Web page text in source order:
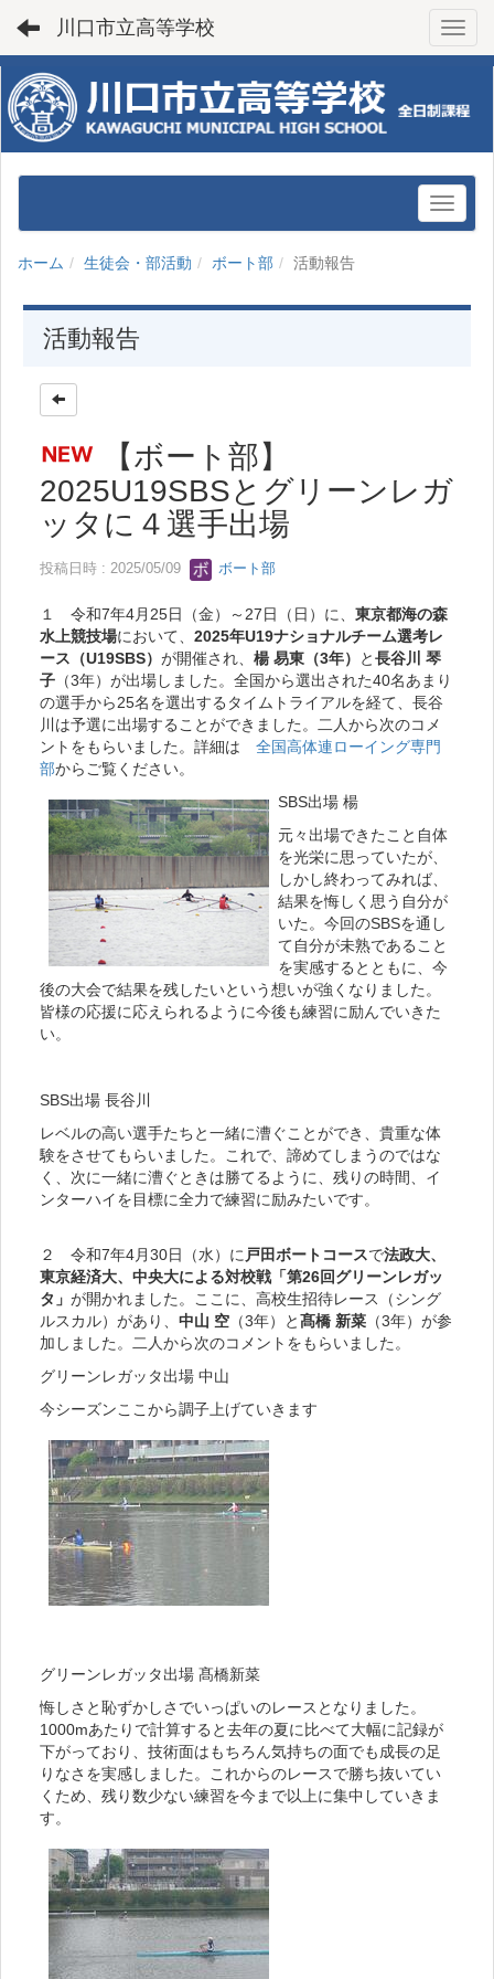
川口市立高等学校
ホーム 生徒会・部活動 ボート部 活動報告
活動報告
【ボート部】
2025U19SBSとグリーンレガ
ッタに４選手出場
投稿日時 : 2025/05/09 ボート部
１ 令和7年4月25日（金）～27日（日）に、 東京都海の森
水上競技場において、 2025年U19ナショナルチーム選考レ
ース（U19SBS） が開催され、 楊 易東（3年） と長谷川 琴
子 （3年）が出場しました。全国から選出された40名あまり
の選手から25名を選出するタイムトライアルを経て、長谷
川は予選に出場することができました。二人から次のコメ
ントをもらいました。詳細は 全国高体連ローイング専門
部からご覧ください。
SBS出場 楊
元々出場できたこと自体
を光栄に思っていたが、
しかし終わってみれば、
結果を悔しく思う自分が
いた。今回のSBSを通し
て自分が未熟であること
を実感するとともに、今
後の大会で結果を残したいという想いが強くなりました。
皆様の応援に応えられるように今後も練習に励んでいきた
い。
SBS出場 長谷川
レベルの高い選手たちと一緒に漕ぐことができ、貴重な体
験をさせてもらいました。これで、諦めてしまうのではな
く、次に一緒に漕ぐときは勝てるように、残りの時間、イ
ンターハイを目標に全力で練習に励みたいです。
２ 令和7年4月30日（水）に 戸田ボートコースで法政大、
東京経済大、中央大による対校戦「第26回グリーンレガッ
タ」 が開かれました。ここに、高校生招待レース（シング
ルスカル）があり、 中山 空 （3年）と髙橋 新菜 （3年）が参
加しました。二人から次のコメントをもらいました。
グリーンレガッタ出場 中山
今シーズンここから調子上げていきます
グリーンレガッタ出場 髙橋新菜
悔しさと恥ずかしさでいっぱいのレースとなりました。
1000mあたりで計算すると去年の夏に比べて大幅に記録が
下がっており、技術面はもちろん気持ちの面でも成長の足
りなさを実感しました。これからのレースで勝ち抜いてい
くため、残り数少ない練習を今まで以上に集中していきま
す。